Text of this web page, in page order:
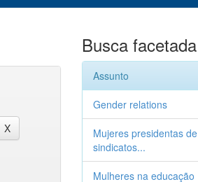
Busca facetada
Assunto
Gender relations
Mujeres presidentas de
sindicatos...
Mulheres na educação